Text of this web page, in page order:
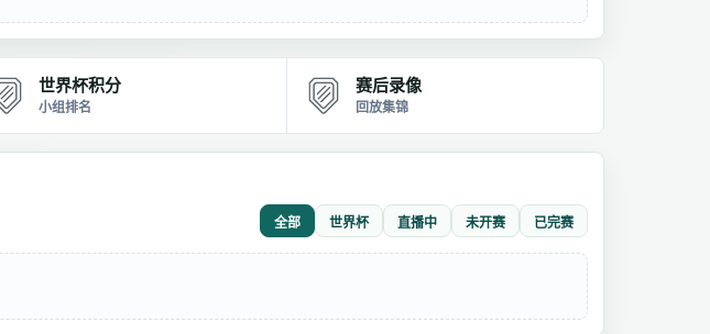
世界杯积分
小组排名
赛后录像
回放集锦
全部 世界杯 直播中 未开赛 已完赛